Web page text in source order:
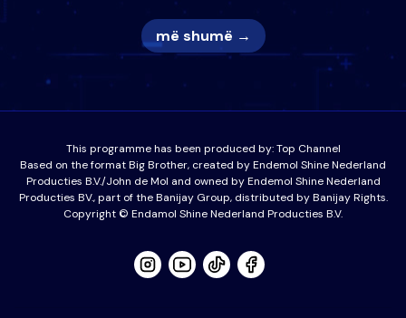
më shumë →
This programme has been produced by:Top Channel
Based on the format Big Brother, created by Endemol Shine Nederland
Producties B.V./John de Mol and owned by Endemol Shine Nederland
Producties BV., part of the Banijay Group, distributed by Banijay Rights.
Copyright © Endamol Shine Nederland Producties B.V.